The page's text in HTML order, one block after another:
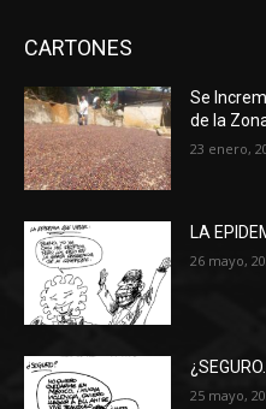
CARTONES
Se
de la
23 enero,
LA
26 mayo,
25 mayo,